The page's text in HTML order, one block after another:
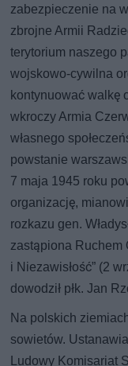
zabezpieczenie na
zbrojne Armii
terytorium naszego
wojskowo-cywilna
kontynuować walkę
wkroczy Armia
własnego
powstanie
7 maja 1945 roku
organizację,
rozkazu gen.
zastąpiona Ruchem
i Niezawisłość” (2
dowodził płk. Jan
Na polskich
sowietów.
Ludowy Komisariat